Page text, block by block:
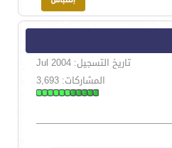
تاريخ التسجيل: Jul 2004
المشاركات: 3,693